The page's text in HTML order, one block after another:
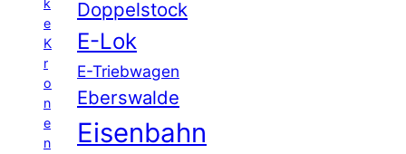
k
e
K
r
o
n
e
n
Doppelstock
E-Lok
E-Triebwagen
Eberswalde
Eisenbahn